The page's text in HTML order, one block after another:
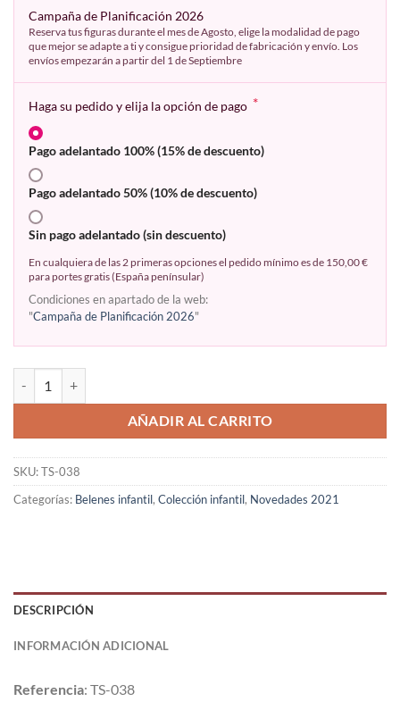
Campaña de Planificación 2026
Reserva tus figuras durante el mes de Agosto, elige la modalidad de pago
que mejor se adapte a ti y consigue prioridad de fabricación y envío. Los
envíos empezarán a partir del 1 de Septiembre
Haga su pedido y elija la opción de pago *
Pago adelantado 100% (15% de descuento)
Pago adelantado 50% (10% de descuento)
Sin pago adelantado (sin descuento)
En cualquiera de las 2 primeras opciones el pedido mínimo es de 150,00 €
para portes gratis (España penínsular)
Condiciones en apartado de la web:
"Campaña de Planificación 2026"
AÑADIR AL CARRITO
SKU:TS-038
Categorías: Belenes infantil, Colección infantil, Novedades 2021
DESCRIPCIÓN
INFORMACIÓN ADICIONAL
Referencia: TS-038